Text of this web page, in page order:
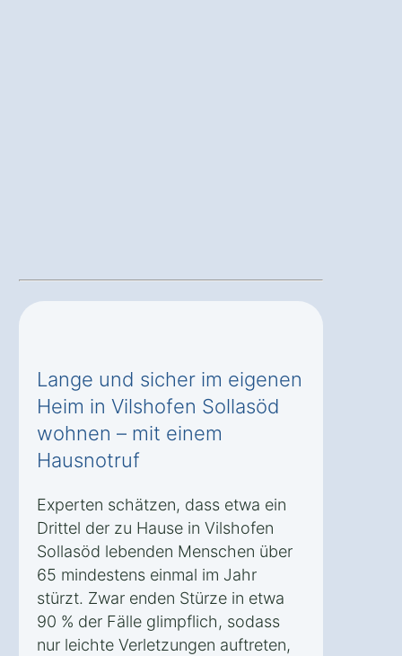
Lange und sicher im eigenen
Heim in Vilshofen Sollasöd
wohnen – mit einem
Hausnotruf
Experten schätzen, dass etwa ein
Drittel der zu Hause in Vilshofen
Sollasöd lebenden Menschen über
65 mindestens einmal im Jahr
stürzt. Zwar enden Stürze in etwa
90 % der Fälle glimpflich, sodass
nur leichte Verletzungen auftreten,